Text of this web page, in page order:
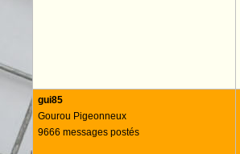
gui85
Gourou Pigeonneux
9666 messages postés